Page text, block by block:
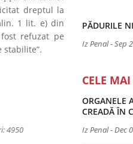
dreptul la
1 lit. e) din
refuzat pe
stabilite”.
4950
PĂDURILE
Iz Penal-Sep
CELE
ORGANELE
CREADĂ ÎN
Iz Penal-Dec